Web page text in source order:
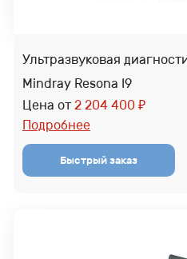
Ультразвуковая
Mindray Resona I9
Цена от 2 204 400 ₽
Подробнее